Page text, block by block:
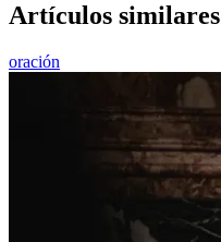
Artículos similares
oración